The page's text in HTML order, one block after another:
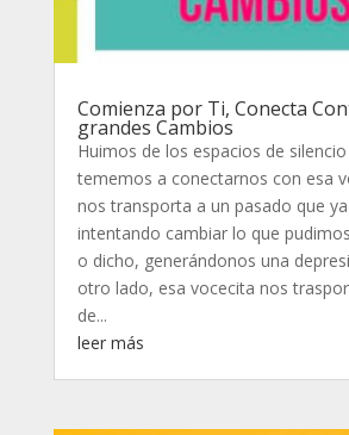
Comienza por Ti, Conecta
grandes Cambios
Huimos de los espacios de
tememos a conectarnos con esa
nos transporta a un pasado que
intentando cambiar lo que
o dicho, generándonos una
otro lado, esa vocecita nos
de...
leer más